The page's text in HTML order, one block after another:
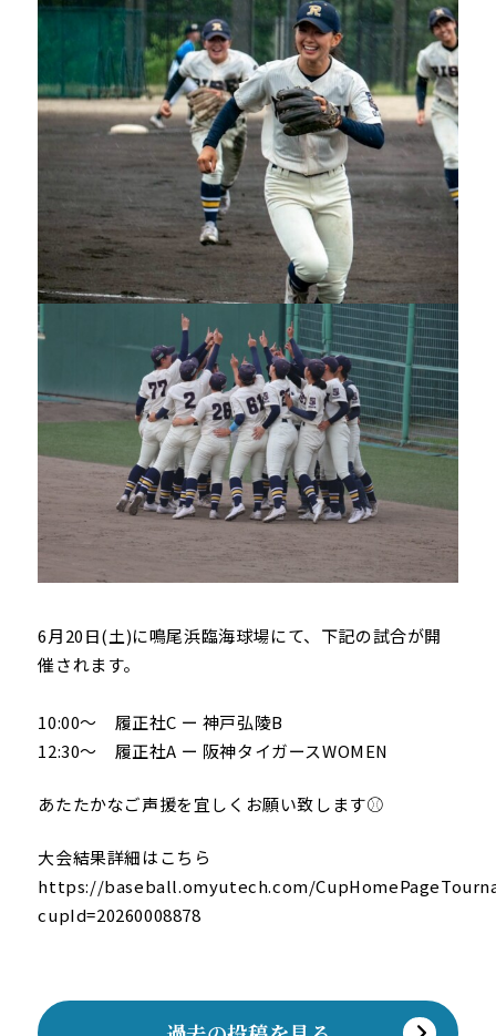
6月20日(土)に鳴尾浜臨海球場にて、下記の試合が開
催されます。
10:00～ 履正社C ー 神戸弘陵B
12:30～ 履正社A ー 阪神タイガースWOMEN
あたたかなご声援を宜しくお願い致します⚾️
大会結果詳細はこちら
https://baseball.omyutech.com/
cupId=20260008878